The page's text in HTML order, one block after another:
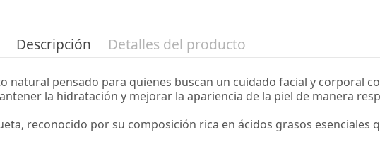
Descripción Detalles del producto
natural pensado para quienes buscan un cuidado facial y corporal
la hidratación y mejorar la apariencia de la piel de manera
reconocido por su composición rica en ácidos grasos esenciales